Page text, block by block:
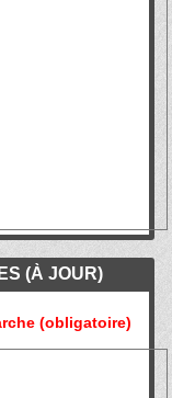
(À JOUR)
(obligatoire)